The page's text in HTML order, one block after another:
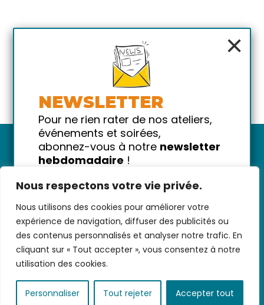
Nous respectons votre vie privée.
Nous utilisons des cookies pour améliorer votre
expérience de navigation, diffuser des publicités ou
des contenus personnalisés et analyser notre trafic. En
cliquant sur « Tout accepter », vous consentez à notre
utilisation des cookies.
Personnaliser Tout rejeter Accepter tout
Nous contacter- CGV/CGU-Données
personnelles-Infos pratiques- FAQ
×
NEWSLETTER
Pour ne rien rater de nos ateliers,
événements et soirées,
abonnez-vous à notre newsletter
hebdomadaire !
!
Votre email